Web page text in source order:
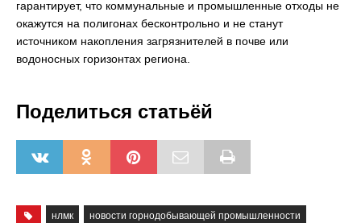
гарантирует, что коммунальные и промышленные отходы не
окажутся на полигонах бесконтрольно и не станут
источником накопления загрязнителей в почве или
водоносных горизонтах региона.
Поделиться статьёй
нлмк новости горнодобывающей промышленности